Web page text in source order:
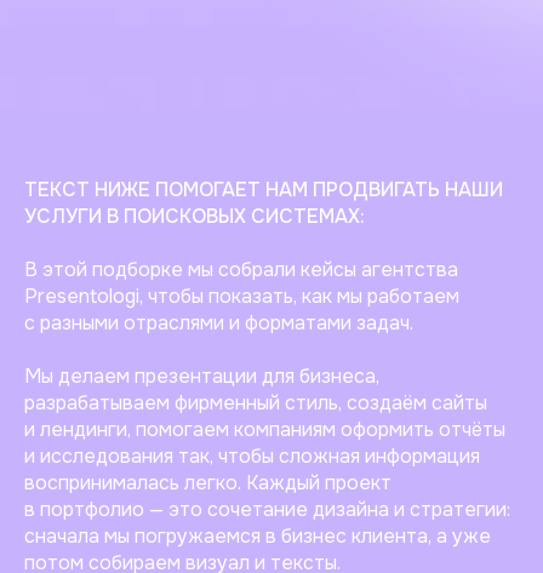
ТЕКСТ НИЖЕ ПОМОГАЕТ НАМ ПРОДВИГАТЬ НАШИ
УСЛУГИ В ПОИСКОВЫХ СИСТЕМАХ:
В этой подборке мы собрали кейсы агентства
Presentologi, чтобы показать, как мы работаем
с разными отраслями и форматами задач.
Мы делаем презентации для бизнеса,
разрабатываем фирменный стиль, создаём сайты
и лендинги, помогаем компаниям оформить отчёты
и исследования так, чтобы сложная информация
воспринималась легко. Каждый проект
в портфолио — это сочетание дизайна и стратегии:
сначала мы погружаемся в бизнес клиента, а уже
потом собираем визуал и тексты.